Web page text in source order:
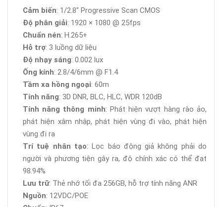
Cảm biến: 1/2.8" Progressive Scan CMOS
Độ phân giải: 1920 × 1080 @ 25fps
Chuẩn nén: H.265+
Hỗ trợ: 3 luồng dữ liệu
Độ nhạy sáng: 0.002 lux
Ống kính: 2.8/4/6mm @ F1.4
Tầm xa hồng ngoại: 60m
Tính năng: 3D DNR, BLC, HLC, WDR 120dB
Tính năng thông minh: Phát hiện vượt hàng rào ảo,
phát hiện xâm nhập, phát hiện vùng đi vào, phát hiện
vùng đi ra
Trí tuệ nhân tạo: Lọc báo động giả không phải do
người và phương tiện gây ra, độ chính xác có thể đạt
98.94%
Lưu trữ: Thẻ nhớ tối đa 256GB, hỗ trợ tính năng ANR
Nguồn: 12VDC/POE